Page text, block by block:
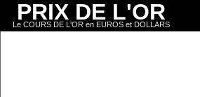
PRIX DE L'OR
Le COURS DE L'OR en EUROS et DOLLARS